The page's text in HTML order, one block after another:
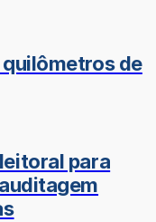
quilômetros de
para